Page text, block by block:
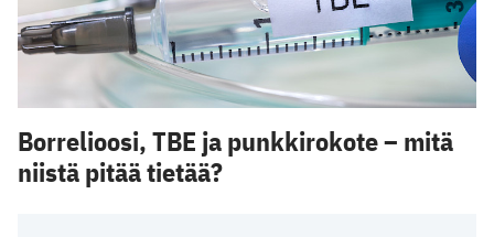
Borrelioosi, TBE ja punkkirokote – mitä
niistä pitää tietää?